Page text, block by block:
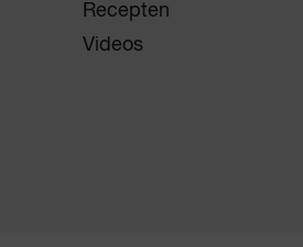
Recepten
Videos